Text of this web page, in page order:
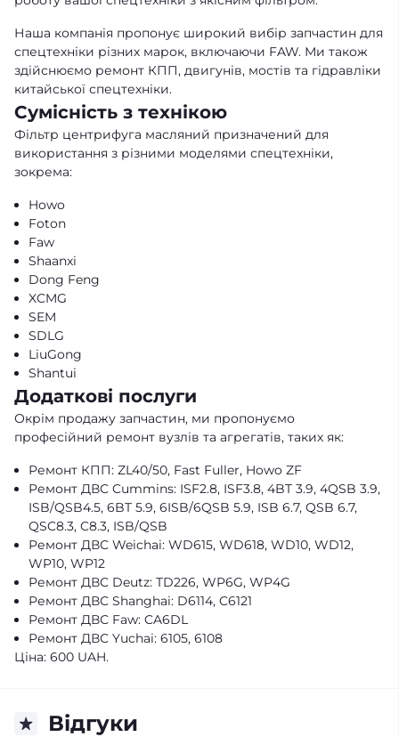
Наша компанія пропонує широкий вибір запчастин для
спецтехніки різних марок, включаючи FAW. Ми також
здійснюємо ремонт КПП, двигунів, мостів та гідравліки
китайської спецтехніки.
Сумісність з технікою
Фільтр центрифуга масляний призначений для
використання з різними моделями спецтехніки,
зокрема:
Howo
Foton
Faw
Shaanxi
Dong Feng
XCMG
SEM
SDLG
LiuGong
Shantui
Додаткові послуги
Окрім продажу запчастин, ми пропонуємо
професійний ремонт вузлів та агрегатів, таких як:
Ремонт КПП: ZL40/50, Fast Fuller, Howo ZF
Ремонт ДВС Cummins: ISF2.8, ISF3.8, 4BT 3.9, 4QSB 3.9,
ISB/QSB4.5, 6BT 5.9, 6ISB/6QSB 5.9, ISB 6.7, QSB 6.7,
QSC8.3, C8.3, ISB/QSB
Ремонт ДВС Weichai: WD615, WD618, WD10, WD12,
WP10, WP12
Ремонт ДВС Deutz: TD226, WP6G, WP4G
Ремонт ДВС Shanghai: D6114, C6121
Ремонт ДВС Faw: CA6DL
Ремонт ДВС Yuchai: 6105, 6108
Ціна: 600 UAH.
Відгуки